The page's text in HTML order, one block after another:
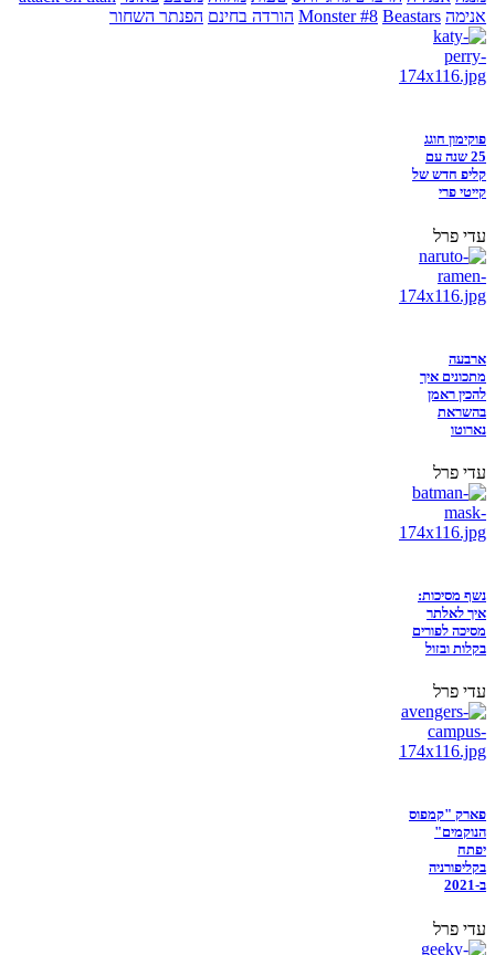
אנימה
Monster #8 Beastars הורדה בחינם הפנתר השחור
פוקימון חוגג
25 שנה עם
קליפ חדש של
קייטי פרי
עדי פרל
ארבעה
מתכונים איך
להכין ראמן
בהשראת
נארוטו
עדי פרל
נשף מסיכות:
איך לאלתר
מסיכה לפורים
בקלות ובזול
עדי פרל
פארק "קמפוס
הנוקמים"
יפתח
בקליפורניה
ב-2021
עדי פרל